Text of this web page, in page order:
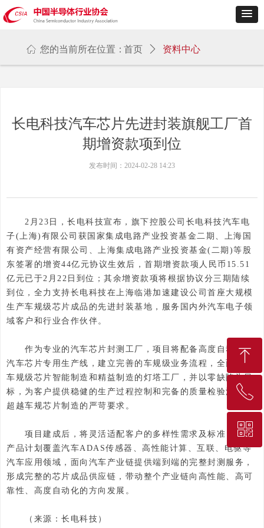
ꀇ 您的当前所在位置：首页 ꄲ 资料中心
发布时间： 2024-02-28 14:23
长电科技汽车芯片先进封装旗舰工厂首
期增资款项到位
2月23日，长电科技宣布，旗下控股公司长电科技汽车电
子(上海)有限公司获国家集成电路产业投资基金二期、上海国
有资产经营有限公司、上海集成电路产业投资基金(二期)等股
东签署的增资44亿元协议生效后，首期增资款项人民币15.51
亿元已于2月22日到位；其余增资款项将根据协议分三期陆续
到位，全力支持长电科技在上海临港加速建设公司首座大规模
生产车规级芯片成品的先进封装基地，服务国内外汽车电子领
域客户和行业合作伙伴。
作为专业的汽车芯片封测工厂，项目将配备高度自动化的
汽车芯片专用生产线，建立完善的车规级业务流程，全面打造
车规级芯片智能制造和精益制造的灯塔工厂，并以零缺陷为目
标，为客户提供稳健的生产过程控制和完备的质量检验流程，
超越车规芯片制造的严苛要求。
项目建成后，将灵活适配客户的多样性需求及标准，未来
产品计划覆盖汽车ADAS传感器、高性能计算、互联、电驱等
汽车应用领域，面向汽车产业链提供端到端的完整封测服务，
形成完整的芯片成品供应链，带动整个产业链向高性能、高可
靠性、高度自动化的方向发展。
（来源：长电科技）
ꁸ
回到顶部
ꂅ
010-68207275
ꀥ
微信二维码